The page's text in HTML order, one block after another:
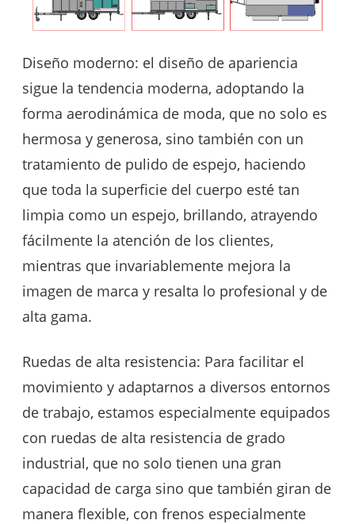
Diseño moderno: el diseño de apariencia
sigue la tendencia moderna, adoptando la
forma aerodinámica de moda, que no solo es
hermosa y generosa, sino también con un
tratamiento de pulido de espejo, haciendo
que toda la superficie del cuerpo esté tan
limpia como un espejo, brillando, atrayendo
fácilmente la atención de los clientes,
mientras que invariablemente mejora la
imagen de marca y resalta lo profesional y de
alta gama.
Ruedas de alta resistencia: Para facilitar el
movimiento y adaptarnos a diversos entornos
de trabajo, estamos especialmente equipados
con ruedas de alta resistencia de grado
industrial, que no solo tienen una gran
capacidad de carga sino que también giran de
manera flexible, con frenos especialmente